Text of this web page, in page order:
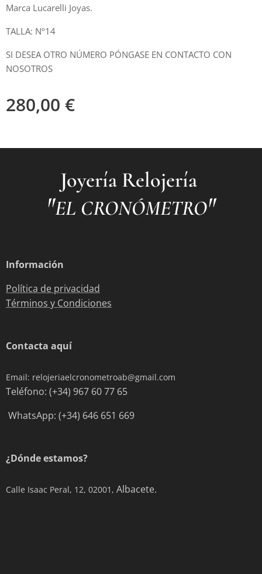
Marca Lucarelli Joyas.
TALLA: Nº14
SI DESEA OTRO NÚMERO PÓNGASE EN CONTACTO CON
NOSOTROS
280,00 €
Joyería Relojería
"EL CRONÓMETRO"
Información
Política de privacidad
Términos y Condiciones
Contacta aquí
Email: relojeriaelcronometroab@gmail.com
Teléfono: (+34) 967 60 77 65
WhatsApp: (+34) 646 651 669
¿Dónde estamos?
Calle Isaac Peral, 12, 02001, Albacete.